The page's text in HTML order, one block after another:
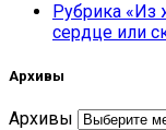
Рубрика «Из
сердце или
Архивы
Архивы